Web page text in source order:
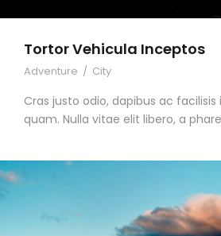
Tortor Vehicula Inceptos
Adventure / City
Cras justo odio, dapibus ac
quam. Nulla vitae elit libero, a